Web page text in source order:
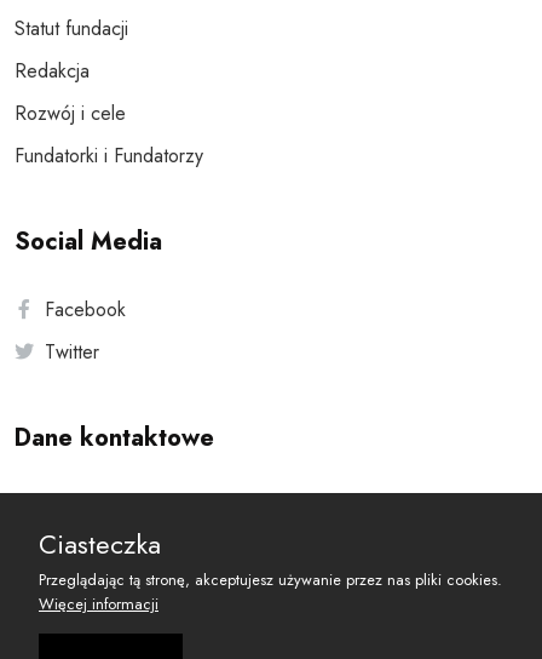
Statut fundacji
Redakcja
Rozwój i cele
Fundatorki i Fundatorzy
Social Media
Facebook
Twitter
Dane kontaktowe
reset@resetobywatelski.pl
Ciasteczka
Przeglądając tą stronę, akceptujesz używanie przez nas pliki cookies.
Więcej informacji